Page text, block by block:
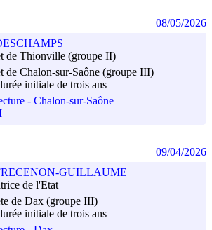
de Thionville (groupe II)
de Chalon-sur-Saône (groupe III)
initiale de trois ans
- Chalon-sur-Saône
08/05/2026
GUILLAUME
de l'Etat
de Dax (groupe III)
initiale de trois ans
09/04/2026